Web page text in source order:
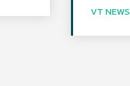
VT NEWS